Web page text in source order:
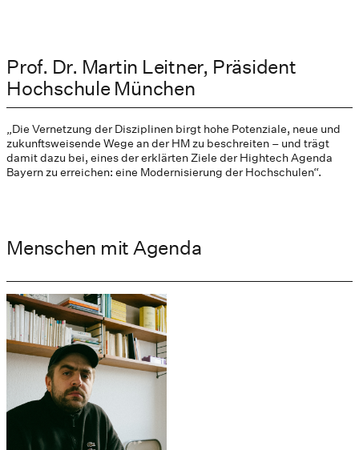
Prof. Dr. Martin Leitner, Präsident
Hochschule München
„Die Vernetzung der Disziplinen birgt hohe Potenziale, neue und
zukunftsweisende Wege an der HM zu beschreiten – und trägt
damit dazu bei, eines der erklärten Ziele der Hightech Agenda
Bayern zu erreichen: eine Modernisierung der Hochschulen“.
Menschen mit Agenda